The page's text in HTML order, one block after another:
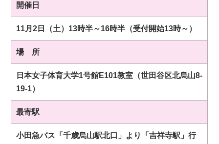
開催日
11月2日（土）13時半～16時半（受付開始13時～）
場 所
日本女子体育大学1号館E101教室（世田谷区北烏山8-
19-1）
最寄駅
小田急バス「千歳烏山駅北口」より「吉祥寺駅」行